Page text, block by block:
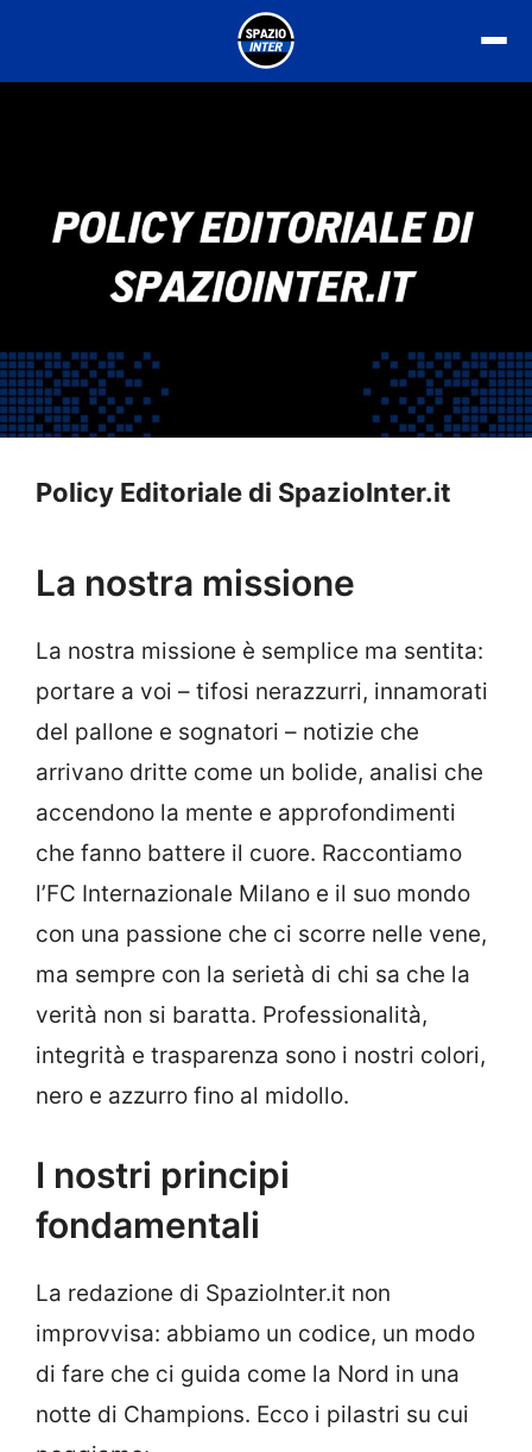
Policy Editoriale di SpazioInter.it
La nostra missione
La nostra missione è semplice ma sentita:
portare a voi – tifosi nerazzurri, innamorati
del pallone e sognatori – notizie che
arrivano dritte come un bolide, analisi che
accendono la mente e approfondimenti
che fanno battere il cuore. Raccontiamo
l’FC Internazionale Milano e il suo mondo
con una passione che ci scorre nelle vene,
ma sempre con la serietà di chi sa che la
verità non si baratta. Professionalità,
integrità e trasparenza sono i nostri colori,
nero e azzurro fino al midollo.
I nostri principi
fondamentali
La redazione di SpazioInter.it non
improvvisa: abbiamo un codice, un modo
di fare che ci guida come la Nord in una
notte di Champions. Ecco i pilastri su cui